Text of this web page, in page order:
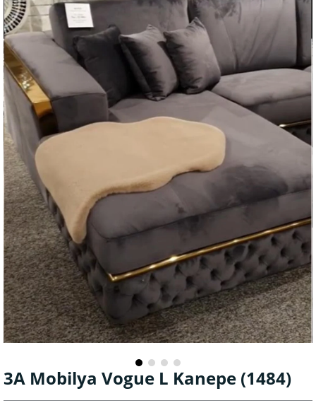
3A Mobilya Vogue L Kanepe (1484)